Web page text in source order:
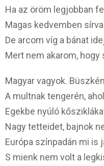
Ha az öröm legjobban
Magas kedvemben
De arcom víg a bánat
Mert nem akarom, hogy
Magyar vagyok.
A multnak tengerén,
Egekbe nyúló
Nagy tetteidet, bajnok
Európa színpadán mi is
S mienk nem volt a